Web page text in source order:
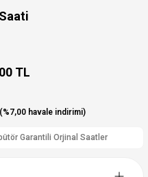
TL
havale indirimi)
Garantili Orjinal Saatler